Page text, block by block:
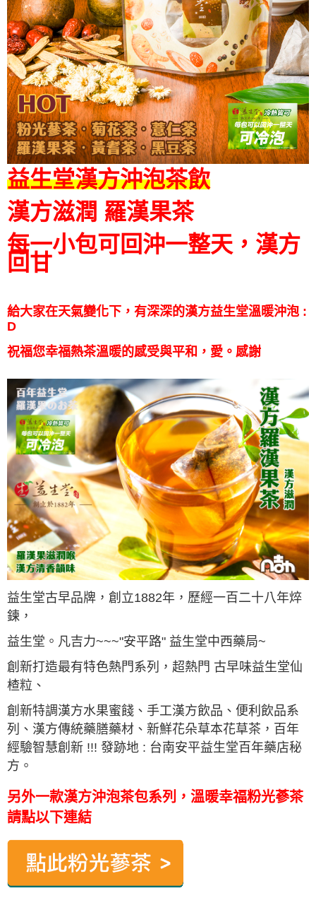
益生堂漢方沖泡茶飲
漢方滋潤 羅漢果茶
每一小包可回沖一整天，漢方
回甘
給大家在天氣變化下，有深深的漢方益生堂溫暖沖泡 :
D
祝福您幸福熱茶溫暖的感受與平和，愛。感謝
益生堂古早品牌，創立1882年，歷經一百二十八年焠
鍊，
益生堂。 凡吉力~~~"安平路" 益生堂中西藥局~
創新打造最有特色熱門系列，超熱門 古早味益生堂仙
楂粒、
創新特調漢方水果蜜餞、手工漢方飲品、便利飲品系
列、漢方傳統藥膳藥材、新鮮花朵草本花草茶，百年
經驗智慧創新 !!! 發跡地 : 台南安平益生堂百年藥店秘
方。
另外一款漢方沖泡茶包系列，溫暖幸福粉光蔘茶
請點以下連結